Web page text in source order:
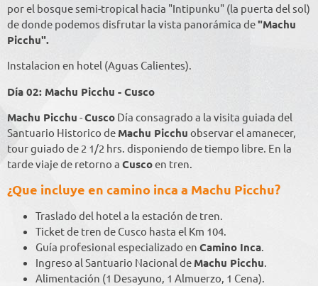
por el bosque semi-tropical hacia "Intipunku" (la puerta del sol)
de donde podemos disfrutar la vista panorámica de"Machu
Picchu".
Instalacion en hotel (Aguas Calientes).
Día 02: Machu Picchu - Cusco
Machu Picchu -Cusco Día consagrado a la visita guiada del
Santuario Historico de Machu Picchu observar el amanecer,
tour guiado de 2 1/2 hrs. disponiendo de tiempo libre. En la
tarde viaje de retorno a Cuscoen tren.
¿Que incluye en camino inca a Machu Picchu?
Traslado del hotel a la estación de tren.
Ticket de tren de Cusco hasta el Km 104.
Guía profesional especializado en Camino Inca.
Ingreso al Santuario Nacional de Machu Picchu.
Alimentación (1 Desayuno, 1 Almuerzo, 1 Cena).